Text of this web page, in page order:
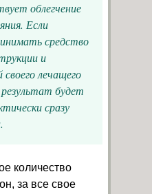
облегчение
Если
средство
и
своего лечащего
будет
сразу
количество
за все свое